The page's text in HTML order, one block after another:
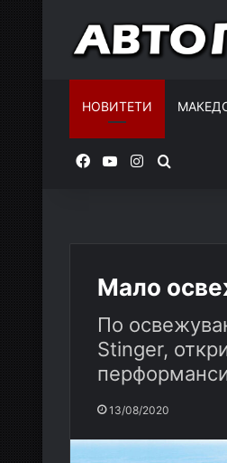
НОВИТЕТИ
FacebookYouTubeInstagram
Мало
По
Stinger,
13/08/2020